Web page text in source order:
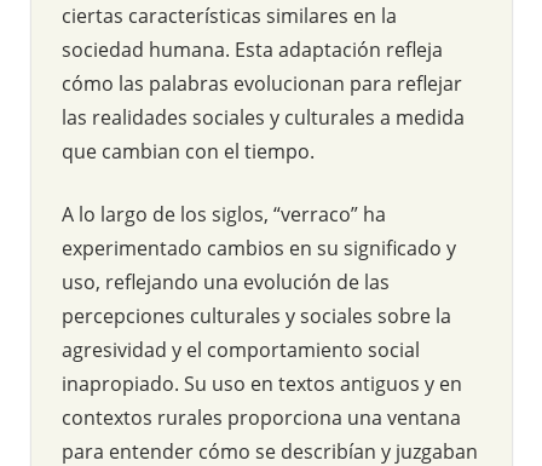
ciertas características similares en la
sociedad humana. Esta adaptación refleja
cómo las palabras evolucionan para reflejar
las realidades sociales y culturales a medida
que cambian con el tiempo.
A lo largo de los siglos, “verraco” ha
experimentado cambios en su significado y
uso, reflejando una evolución de las
percepciones culturales y sociales sobre la
agresividad y el comportamiento social
inapropiado. Su uso en textos antiguos y en
contextos rurales proporciona una ventana
para entender cómo se describían y juzgaban